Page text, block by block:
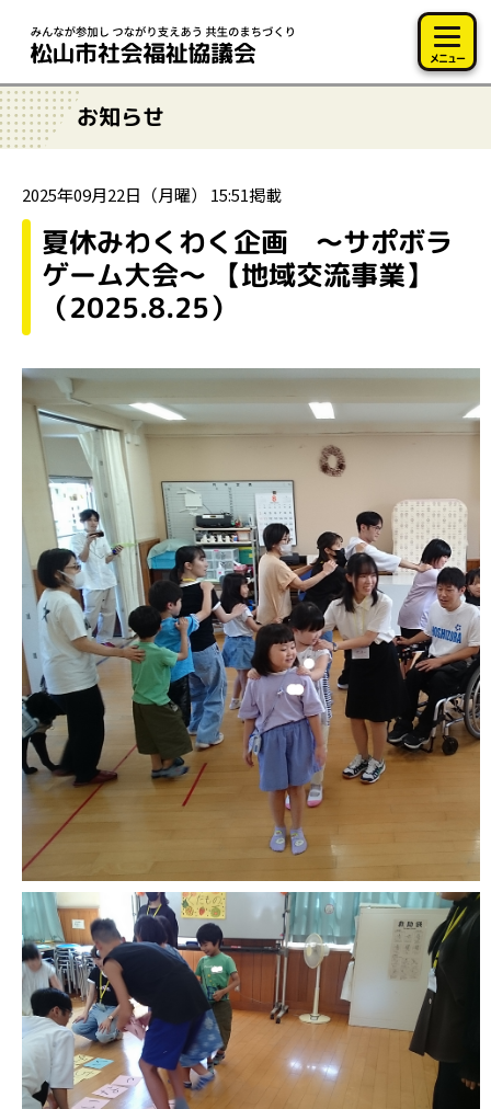
メニュー
お知らせ
2025年09月22日（月曜） 15:51掲載
夏休みわくわく企画 ～サポボラ
ゲーム大会～ 【地域交流事業】
（2025.8.25）